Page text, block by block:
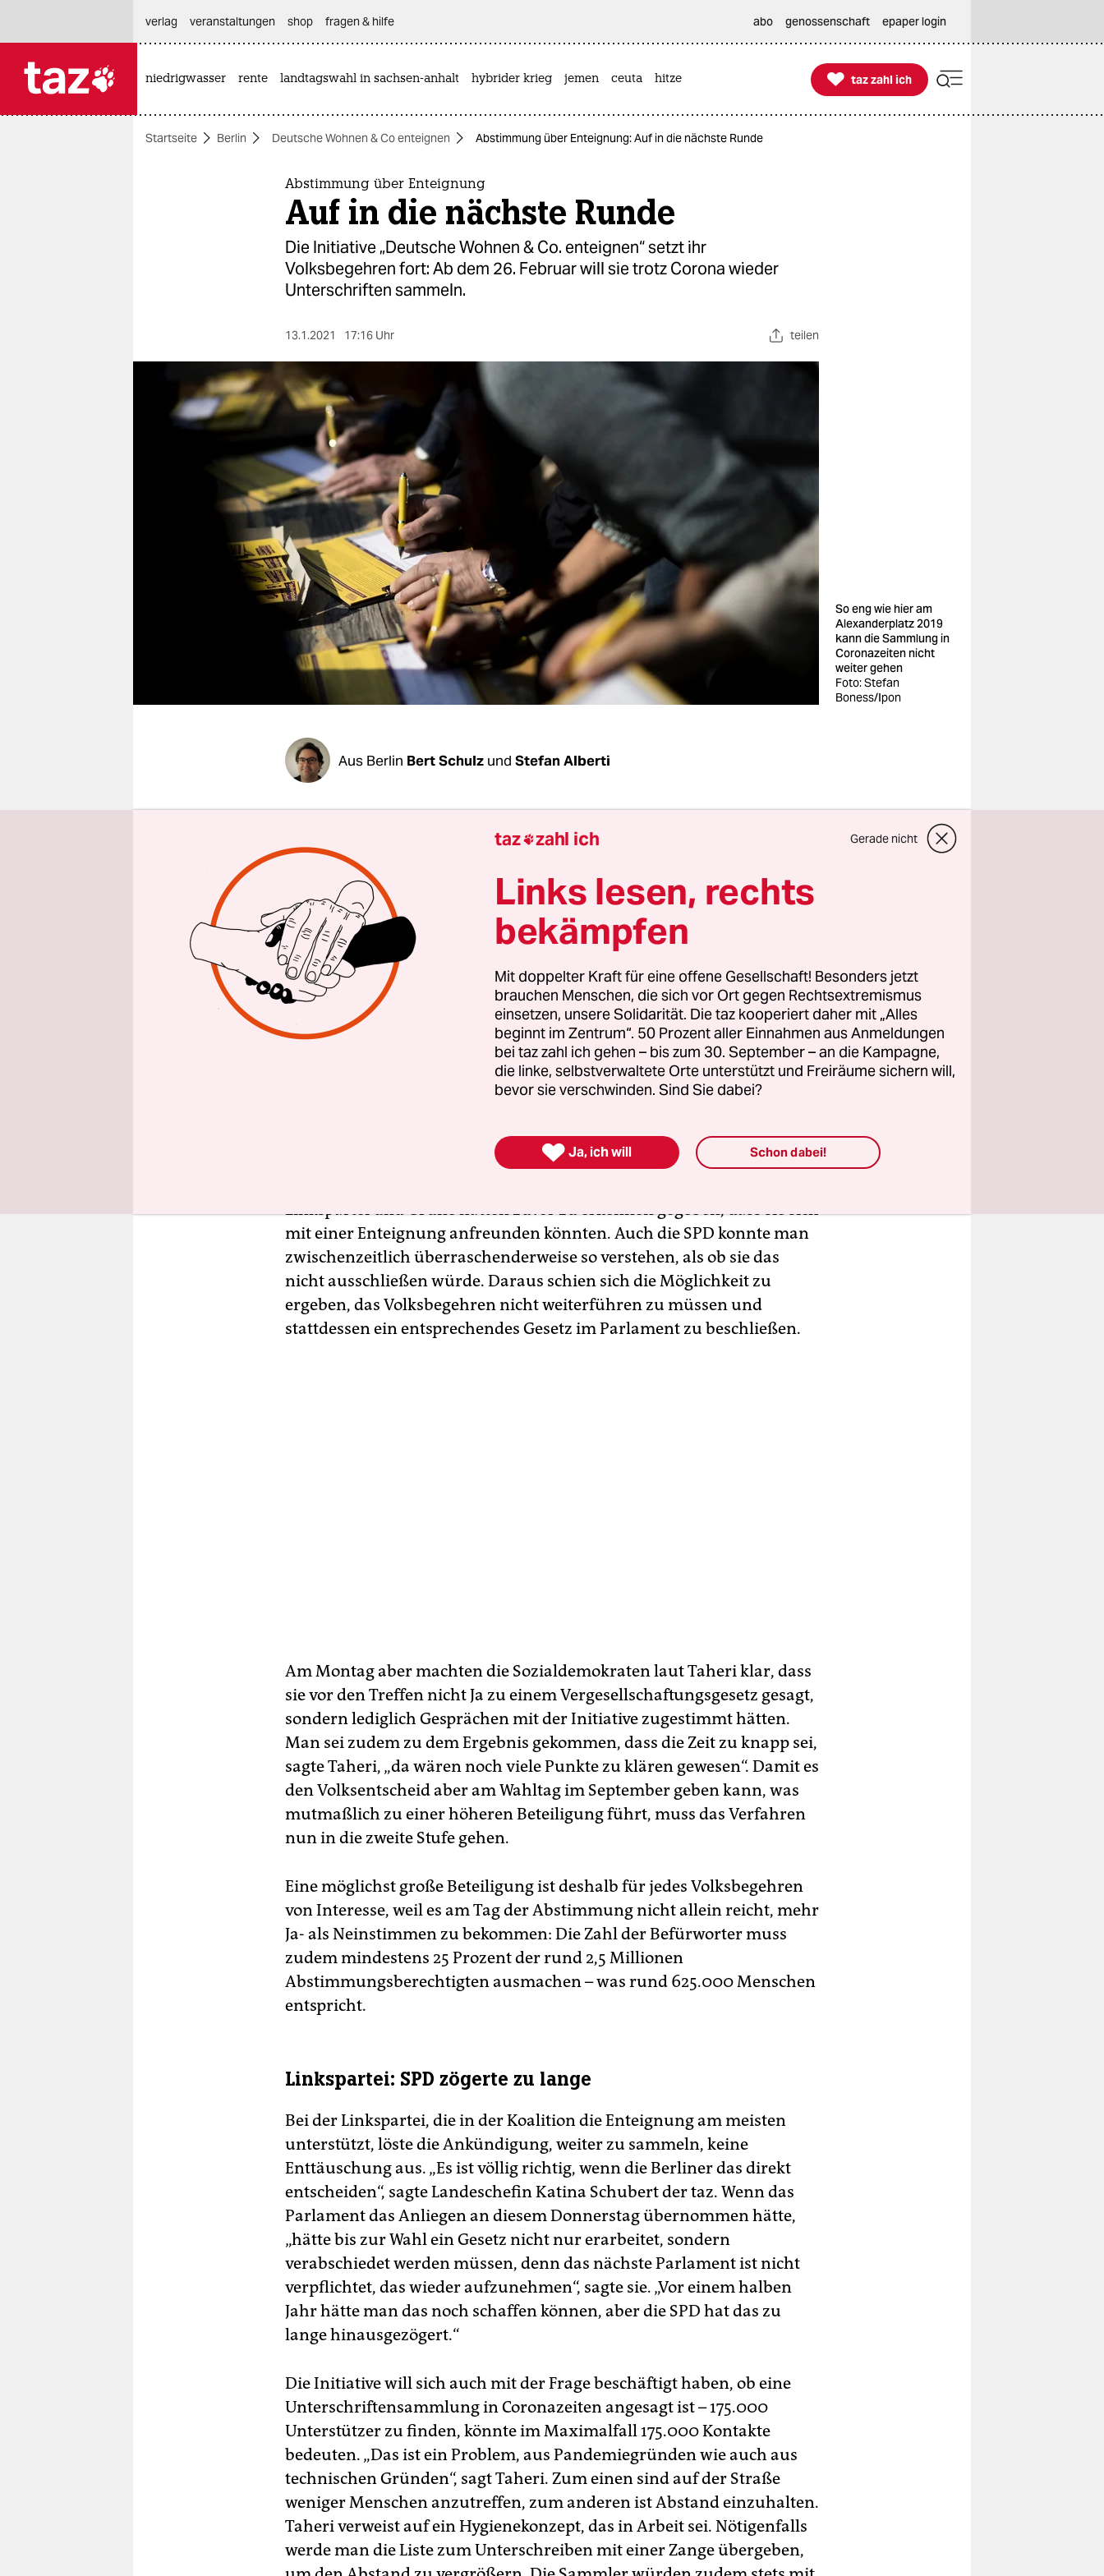
themen
nord
veranstaltungen
genossenschaft
verlag
veranstaltungen shop fragen & hilfe abo genossenschaft epaper login
niedrigwasser rente landtagswahl in sachsen-anhalt hybrider krieg jemen ceuta hitze 
taz zahl ich
taz zahl ich
Startseite Berlin Deutsche Wohnen & Co enteignen Abstimmung über Enteignung: Auf in die nächste Runde
Abstimmung über Enteignung
Auf in die nächste Runde
Die Initiative „Deutsche Wohnen & Co. enteignen“ setzt ihr
Volksbegehren fort: Ab dem 26. Februar will sie trotz Corona wieder
Unterschriften sammeln.
13.1.2021 17:16 Uhr teilen
So eng wie hier am
Alexanderplatz 2019
kann die Sammlung in
Coronazeiten nicht
weiter gehen
Foto: Stefan
Boness/Ipon
Aus Berlin Bert Schulz und Stefan Alberti
Das Volksbegehren zur Enteignung des Immobilienkonzerns Deutsche
Wohnen und weiterer Unternehmen mit jeweils mehr als 3.000
Wohnungen in Berlin geht am 26. Februar in die nächste Runde. Das
bestätigte der taz am Mittwoch der Sprecher der dahinterstehenden
Initiative, Rouzbeh Taheri. Einen dazu nötigen Antrag werde man
übernächste Woche stellen. Wenn binnen der folgenden vier Monate
rund 175.000 gültige Unterstützerunterschriften zusammenkommen,
könnte es parallel zu den Wahlen zu Bundestag und
Abgeordnetenhaus am 26. September einen Volksentscheid über die
Enteignung geben. Zwei Gespräche mit der rot-rot-grünen Koalition
hatten nicht zu einer Übernahme der Forderung durch das
Abgeordnetenhaus geführt.
Am Montag hatten Vertreter der Initiative „Deutsche Wohnen & Co.
enteignen“ und der Koalitionsfraktionen zum zweiten Mal
Linkspartei und Grüne hatten zuvor zu erkennen gegeben, dass sie sich
mit einer Enteignung anfreunden könnten. Auch die SPD konnte man
zwischenzeitlich überraschenderweise so verstehen, als ob sie das
nicht ausschließen würde. Daraus schien sich die Möglichkeit zu
ergeben, das Volksbegehren nicht weiterführen zu müssen und
stattdessen ein entsprechendes Gesetz im Parlament zu beschließen.
Am Montag aber machten die Sozialdemokraten laut Taheri klar, dass
sie vor den Treffen nicht Ja zu einem Vergesellschaftungsgesetz gesagt,
sondern lediglich Gesprächen mit der Initiative zugestimmt hätten.
Man sei zudem zu dem Ergebnis gekommen, dass die Zeit zu knapp sei,
sagte Taheri, „da wären noch viele Punkte zu klären gewesen“. Damit es
den Volksentscheid aber am Wahltag im September geben kann, was
mutmaßlich zu einer höheren Beteiligung führt, muss das Verfahren
nun in die zweite Stufe gehen.
Eine möglichst große Beteiligung ist deshalb für jedes Volksbegehren
von Interesse, weil es am Tag der Abstimmung nicht allein reicht, mehr
Ja- als Neinstimmen zu bekommen: Die Zahl der Befürworter muss
zudem mindestens 25 Prozent der rund 2,5 Millionen
Abstimmungsberechtigten ausmachen – was rund 625.000 Menschen
entspricht.
Linkspartei: SPD zögerte zu lange
Bei der Linkspartei, die in der Koalition die Enteignung am meisten
unterstützt, löste die Ankündigung, weiter zu sammeln, keine
Enttäuschung aus. „Es ist völlig richtig, wenn die Berliner das direkt
entscheiden“, sagte Landeschefin Ka­tina Schubert der taz. Wenn das
Parlament das Anliegen an diesem Donnerstag übernommen hätte,
„hätte bis zur Wahl ein Gesetz nicht nur erarbeitet, sondern
verabschiedet werden müssen, denn das nächste Parlament ist nicht
verpflichtet, das wieder aufzunehmen“, sagte sie. „Vor einem halben
Jahr hätte man das noch schaffen können, aber die SPD hat das zu
lange hinausgezögert.“
Die Initiative will sich auch mit der Frage beschäftigt haben, ob eine
Unterschriftensammlung in Coronazeiten angesagt ist – 175.000
Unterstützer zu finden, könnte im Maximalfall 175.000 Kontakte
bedeuten. „Das ist ein Problem, aus Pandemiegründen wie auch aus
technischen Gründen“, sagt Taheri. Zum einen sind auf der Straße
weniger Menschen anzutreffen, zum anderen ist Abstand einzuhalten.
Taheri verweist auf ein Hygienekonzept, das in Arbeit sei. Nötigenfalls
werde man die Liste zum Unterschreiben mit einer Zange übergeben,
taz zahl ich Gerade nicht
Links lesen, rechts
bekämpfen
Mit doppelter Kraft für eine offene Gesellschaft! Besonders jetzt
brauchen Menschen, die sich vor Ort gegen Rechtsextremismus
einsetzen, unsere Solidarität. Die taz kooperiert daher mit „Alles
beginnt im Zentrum“. 50 Prozent aller Einnahmen aus Anmeldungen
bei taz zahl ich gehen – bis zum 30. September – an die Kampagne,
die linke, selbstverwaltete Orte unterstützt und Freiräume sichern will,
bevor sie verschwinden. Sind Sie dabei?
 Ja, ich will Schon dabei!